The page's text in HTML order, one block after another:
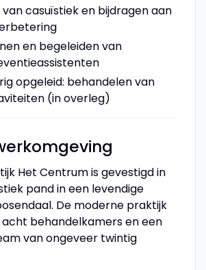
casuïstiek en bijdragen aan
en begeleiden van
opgeleid: behandelen van
(in overleg)
Het Centrum is gevestigd in
pand in een levendige
De moderne praktijk
behandelkamers en een
van ongeveer twintig